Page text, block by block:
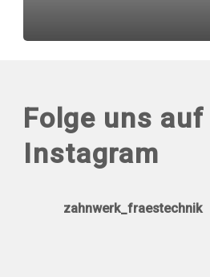
Folge uns auf
Instagram
zahnwerk_fraestechnik